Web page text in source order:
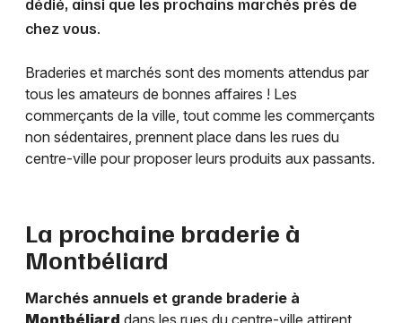
chez vous.
Braderies et marchés sont des moments attendus par
tous les amateurs de bonnes affaires ! Les
commerçants de la ville, tout comme les commerçants
non sédentaires, prennent place dans les rues du
centre-ville pour proposer leurs produits aux passants.
La prochaine braderie à
Montbéliard
Marchés annuels et grande braderie à
Montbéliard dans les rues du centre-ville attirent